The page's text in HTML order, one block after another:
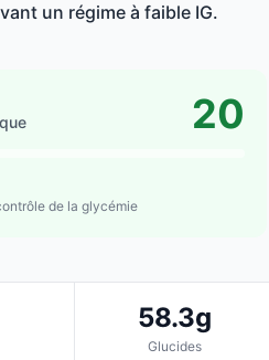
un régime à faible IG.
20
de la glycémie
58.3g
Glucides